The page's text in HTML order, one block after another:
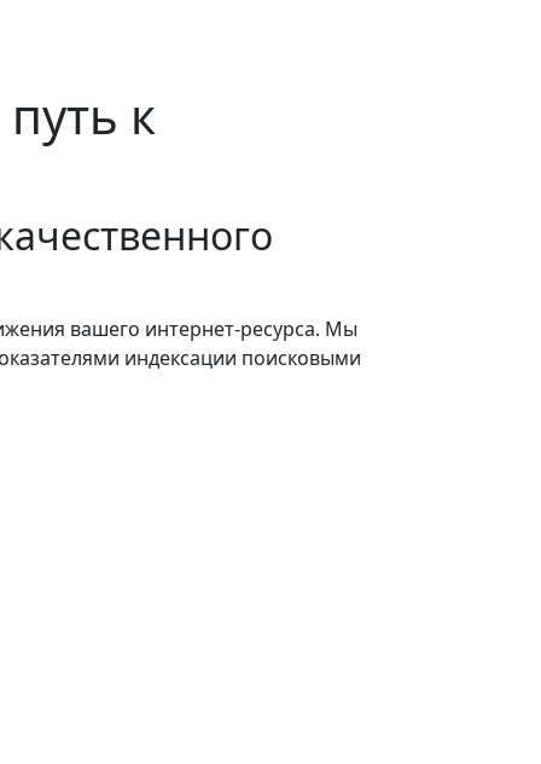
к
вашего интернет-ресурса. Мы
индексации поисковыми